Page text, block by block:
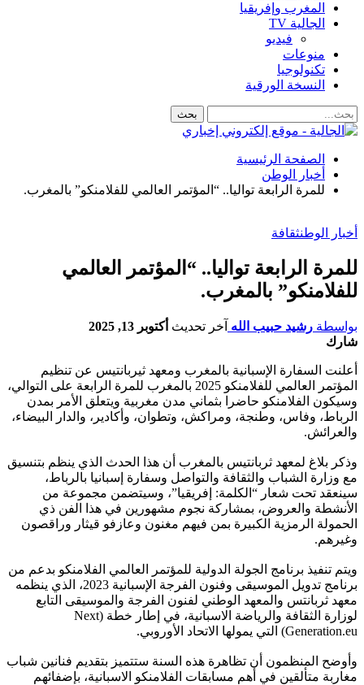
المغرب وإفريقيا
الجالية TV
فيديو
منوعات
تكنولوجيا
النسخة الورقية
الصفحة الرئيسية
أخبار الوطن
للمرة الرابعة تواليا.. “المؤتمر العالمي للفلامنكو” بالمغرب.
أخبار الوطنثقافة
للمرة الرابعة تواليا.. “المؤتمر العالمي
للفلامنكو” بالمغرب.
بواسطة رشيد حبيب الله آخر تحديث أكتوبر 13, 2025
شارك
أعلنت السفارة الإسبانية بالمغرب ومعهد ثيربانتيس عن تنظيم
المؤتمر العالمي للفلامنكو 2025 بالمغرب للمرة الرابعة على التوالي،
وسيكون الفلامنكو حاضرا بثماني مدن مغربية ويتعلق الأمر بمدن
الرباط، وفاس، وطنجة، ومراكش، وتطوان، وأكادير، والدار البيضاء،
والعرائش.
وذكر بلاغ لمعهد ثربانتيس بالمغرب أن هذا الحدث الذي ينظم بتنسيق
مع وزارة الشباب والثقافة والتواصل وسفارة إسبانيا بالرباط،
سينعقد تحت شعار “الكلمة: إفريقيا”، وسيتضمن مجموعة من
الأنشطة والعروض، بمشاركة نجوم مشهورين في هذا الفن ذي
الحمولة الرمزية الكبيرة بمن فيهم مغنون وعازفو قيثار وراقصون
وغيرهم.
ويتم تنفيذ برنامج الجولة الدولية للمؤتمر العالمي الفلامنكو بدعم من
برنامج تدويل الموسيقى وفنون الفرجة الإسبانية 2023، الذي ينظمه
معهد ثربانتس والمعهد الوطني لفنون الفرجة والموسيقى التابع
لوزارة الثقافة والرياضة الاسبانية، في إطار خطة (Next
Generation.eu) التي يمولها الاتحاد الأوروبي.
وأوضح المنظمون أن تظاهرة هذه السنة ستتميز بتقديم فنانين شباب
مغاربة متألقين في أهم مسابقات الفلامنكو الاسبانية، بإضفائهم